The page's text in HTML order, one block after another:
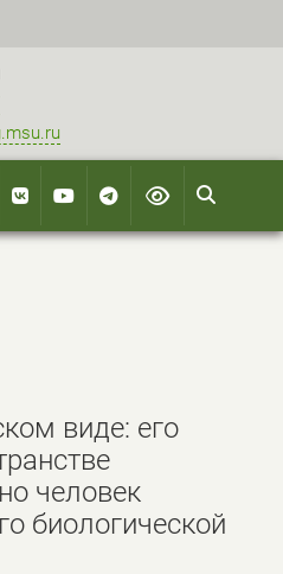
виде: его
человек
биологической